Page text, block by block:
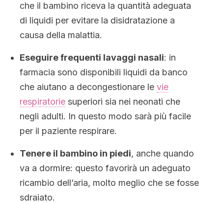
che il bambino riceva la quantità adeguata
di liquidi per evitare la disidratazione a
causa della malattia.
Eseguire frequenti lavaggi nasali: in
farmacia sono disponibili liquidi da banco
che aiutano a decongestionare le vie
respiratorie superiori sia nei neonati che
negli adulti. In questo modo sarà più facile
per il paziente respirare.
Tenere il bambino in piedi, anche quando
va a dormire: questo favorirà un adeguato
ricambio dell’aria, molto meglio che se fosse
sdraiato.